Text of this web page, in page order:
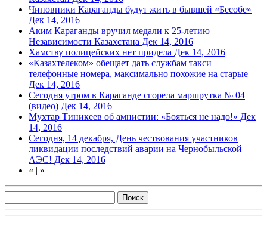
Чиновники Караганды будут жить в бывшей «Бесобе»
Дек 14, 2016
Аким Караганды вручил медали к 25-летию
Независимости Казахстана Дек 14, 2016
Хамству полицейских нет придела Дек 14, 2016
«Казахтелеком» обещает дать службам такси
телефонные номера, максимально похожие на старые
Дек 14, 2016
Сегодня утром в Караганде сгорела маршрутка № 04
(видео) Дек 14, 2016
Мухтар Тиникеев об амнистии: «Бояться не надо!» Дек
14, 2016
Сегодня, 14 декабря, День чествования участников
ликвидации последствий аварии на Чернобыльской
АЭС! Дек 14, 2016
« | »